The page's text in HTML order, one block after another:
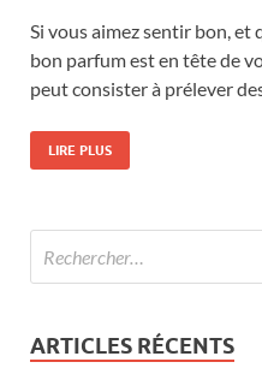
Si vous aimez sentir bon, et
bon parfum est en tête de
peut consister à prélever
LIRE PLUS
ARTICLES RÉCENTS